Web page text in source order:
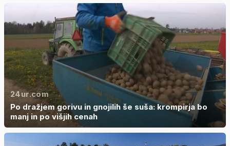
24ur.com
Po dražjem gorivu in gnojilih še suša: krompirja bo
manj in po višjih cenah